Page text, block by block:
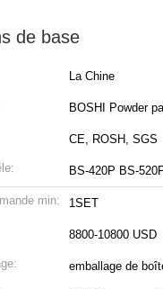
de base
La Chine
BOSHI Powder
CE, ROSH, SGS
BS-420P BS-
min: 1SET
8800-10800 USD
emballage de